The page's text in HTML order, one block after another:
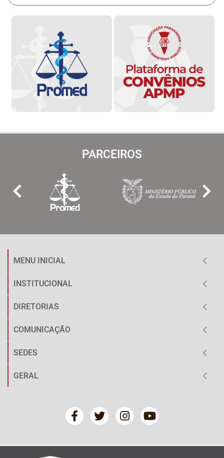
PARCEIROS
MENU INICIAL
INSTITUCIONAL
DIRETORIAS
COMUNICAÇÃO
SEDES
GERAL